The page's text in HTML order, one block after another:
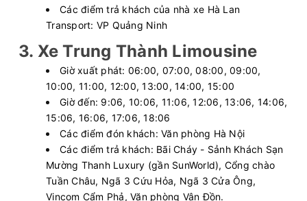
02:16 10/08/2026 10/0805:51(3 giờ 35 phút)
Văn phòng Hà Đông
Xuân Trường Limousine Cabin đôi 24 phòng
Giá vé:510.000 Còn trống: 20+ Chọn mua
02:45 10/08/2026 10/0808:39(5 giờ 54 phút)
Bãi xe số 1 Thiên
Văn phòng Đại lộ Hòa
Bình
Hoàng Công
Các điểm trả khách của nhà xe Hà Lan
Transport: VP Quảng Ninh
3. Xe Trung Thành Limousine
Giờ xuất phát: 06:00, 07:00, 08:00, 09:00,
10:00, 11:00, 12:00, 13:00, 14:00, 15:00
Giờ đến: 9:06, 10:06, 11:06, 12:06, 13:06, 14:06,
15:06, 16:06, 17:06, 18:06
Các điểm đón khách: Văn phòng Hà Nội
Các điểm trả khách: Bãi Cháy - Sảnh Khách Sạn
Mường Thanh Luxury (gần SunWorld), Cổng chào
Tuần Châu, Ngã 3 Cứu Hỏa, Ngã 3 Cửa Ông,
Vincom Cẩm Phả, Văn phòng Vân Đồn.